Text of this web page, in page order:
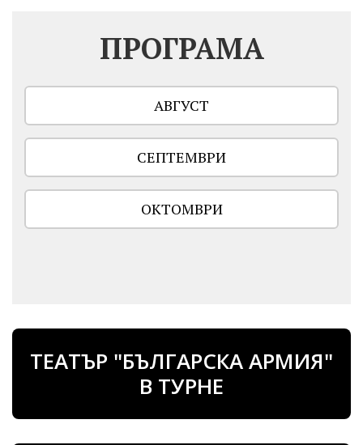
ПРОГРАМА
АВГУСТ
СЕПТЕМВРИ
ОКТОМВРИ
ТЕАТЪР "БЪЛГАРСКА АРМИЯ"
В ТУРНЕ